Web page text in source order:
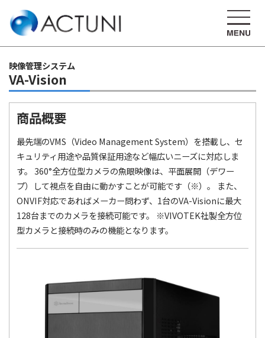
映像管理システム
VA-Vision
商品概要
最先端のVMS（Video Management System）を搭載し、セ
キュリティ用途や品質保証用途など幅広いニーズに対応しま
す。 360°全方位型カメラの魚眼映像は、平面展開（デワー
プ）して視点を自由に動かすことが可能です（※）。 また、
ONVIF対応であればメーカー問わず、1台のVA-Visionに最大
128台までのカメラを接続可能です。 ※VIVOTEK社製全方位
型カメラと接続時のみの機能となります。